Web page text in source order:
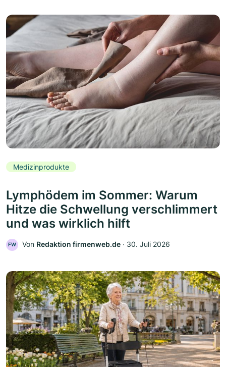
Medizinprodukte
Lymphödem im Sommer: Warum
Hitze die Schwellung verschlimmert
und was wirklich hilft
FW Von Redaktion firmenweb.de ‧ 30. Juli 2026